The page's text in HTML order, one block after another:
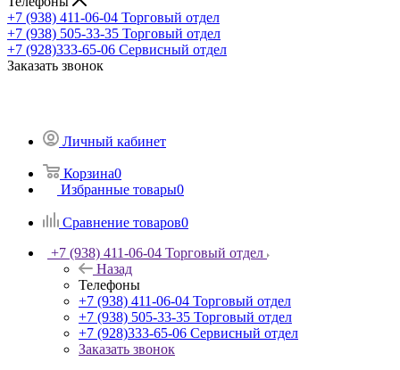
+7 (938) 411-06-04 Торговый отдел
+7 (938) 505-33-35 Торговый отдел
+7 (928)333-65-06 Сервисный отдел
Заказать звонок
Личный кабинет
Корзина0
Избранные товары0
Сравнение товаров0
+7 (938) 411-06-04 Торговый отдел
Назад
Телефоны
+7 (938) 411-06-04 Торговый отдел
+7 (938) 505-33-35 Торговый отдел
+7 (928)333-65-06 Сервисный отдел
Заказать звонок